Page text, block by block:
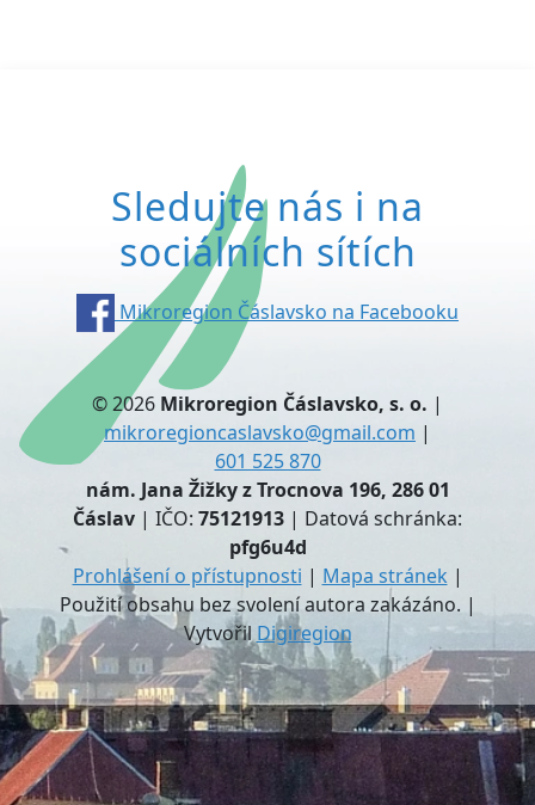
Sledujte nás i na
sociálních sítích
Mikroregion Čáslavsko na Facebooku
© 2026 Mikroregion Čáslavsko, s. o. |
mikroregioncaslavsko@gmail.com |
601 525 870
nám. Jana Žižky z Trocnova 196, 286 01
Čáslav | IČO: 75121913 | Datová schránka:
pfg6u4d
Prohlášení o přístupnosti | Mapa stránek |
Použití obsahu bez svolení autora zakázáno. |
Vytvořil Digiregion